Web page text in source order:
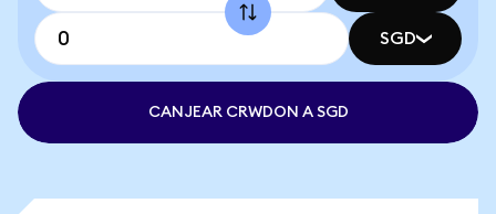
SGD
CANJEAR CRWDON A SGD